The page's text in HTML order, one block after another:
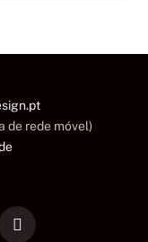
de rede móvel)
TikTok